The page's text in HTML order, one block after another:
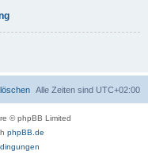
Alle Zeiten sind UTC+02:00
© phpBB Limited
phpBB.de